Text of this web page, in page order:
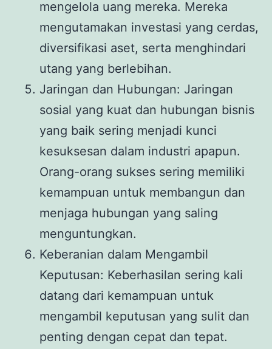
mengelola uang mereka. Mereka
mengutamakan investasi yang cerdas,
diversifikasi aset, serta menghindari
utang yang berlebihan.
Jaringan dan Hubungan: Jaringan
sosial yang kuat dan hubungan bisnis
yang baik sering menjadi kunci
kesuksesan dalam industri apapun.
Orang-orang sukses sering memiliki
kemampuan untuk membangun dan
menjaga hubungan yang saling
menguntungkan.
Keberanian dalam Mengambil
Keputusan: Keberhasilan sering kali
datang dari kemampuan untuk
mengambil keputusan yang sulit dan
penting dengan cepat dan tepat.